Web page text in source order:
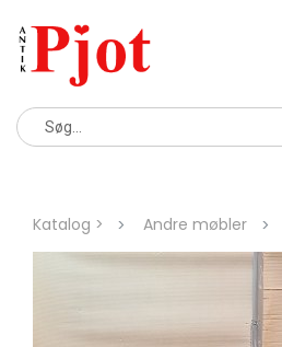
Katalog > Andre møbler